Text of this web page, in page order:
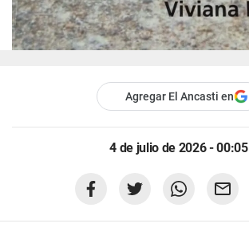
Agregar El Ancasti en
4 de julio de 2026 - 00:05